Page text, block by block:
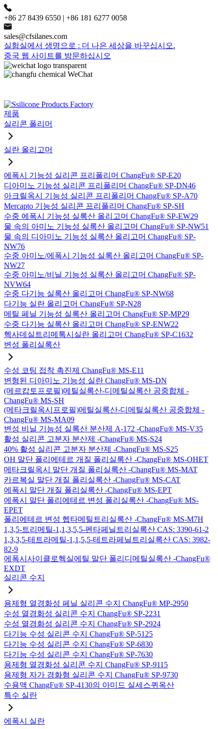
+86 27 8439 6550 | +86 181 6277 0058
sales@cfsilanes.com
실험실에서 생명으로 : 더 나은 세상을 바꾸십시오.
중국 웹 사이트를 방문하십시오
제품
실리콘 폴리머
실란 올리고머
에폭시 기능성 실리콘 프리폴리머 ChangFu® SP-E20
디아미노 기능성 실리콘 프리폴리머 ChangFu® SP-DN46
아크릴옥시 기능성 실리콘 프리폴리머 ChangFu® SP-A70
Mercapto 기능성 실리콘 프리폴리머 ChangFu® SP-SH
수중 에폭시 기능성 실록산 올리고머 ChangFu® SP-EW29
물 속의 아미노 기능성 실록산 올리고머 ChangFu® SP-NW51
물 속의 디아미노 기능성 실록산 올리고머 ChangFu® SP-
NW76
수중 아미노/에폭시 기능성 실록산 올리고머 ChangFu® SP-
NW27
수중 아미노/비닐 기능성 실록산 올리고머 ChangFu® SP-
NVW64
수중 다기능 실록산 올리고머 ChangFu® SP-NW68
다기능 실란 올리고머 ChangFu® SP-N28
메틸 페닐 기능성 실록산 올리고머 ChangFu® SP-MP29
수중 다기능 실록산 올리고머 ChangFu® SP-ENW22
헥사데실트리메톡시실란 올리고머 ChangFu® SP-C1632
변성 폴리실록산
수성 코팅 접착 촉진제 ChangFu® MS-E11
변형된 디아미노 기능성 실란 ChangFu® MS-DN
(메르캅토프로필)메틸실록산-디메틸실록산 공중합체 -
ChangFu® MS-SH
(메타크릴옥시프로필)메틸실록산-디메틸실록산 공중합체 -
ChangFu® MS-MA09
변성 비닐 기능성 실록산 분산제 A-172 -ChangFu® MS-V35
활성 실리콘 고분자 분산제 -ChangFu® MS-S24
40% 활성 실리콘 고분자 분산제 -ChangFu® MS-S25
OH 말단 폴리에테르 개질 폴리실록산 -ChangFu® MS-OHET
메타크릴옥시 말단 개질 폴리실록산 -ChangFu® MS-MAT
카르복실 말단 개질 폴리실록산 -ChangFu® MS-CAT
에폭시 말단 개질 폴리실록산 -ChangFu® MS-EPT
에폭시 말단 폴리에테르 변성 폴리실록산 -ChangFu® MS-
EPET
폴리에테르 변성 헵타메틸트리실록산 -ChangFu® MS-M7H
1,3,5-트리메틸-1,1,3,5,5-펜타페닐트리실록산 CAS: 3390-61-2
1,3,3,5-테트라메틸-1,1,5,5-테트라페닐트리실록산 CAS: 3982-
82-9
에폭시사이클로헥실에틸 말단 폴리디메틸실록산 -ChangFu®
EXDT
실리콘 수지
용제형 열경화성 페닐 실리콘 수지 ChangFu® MP-2950
수성 열경화성 실리콘 수지 ChangFu® SP-2231
수성 열경화성 실리콘 수지 ChangFu® SP-2924
다기능 수성 실리콘 수지 ChangFu® SP-5125
다기능 수성 실리콘 수지 ChangFu® SP-6830
다기능 수성 실리콘 수지 ChangFu® SP-7630
용제형 열경화성 실리콘 수지 ChangFu® SP-9115
용제형 자가 경화형 실리콘 수지 ChangFu® SP-9730
수용액 ChangFu® SP-4130의 아미드 실세스퀴옥산
특수 실란
에폭시 실란